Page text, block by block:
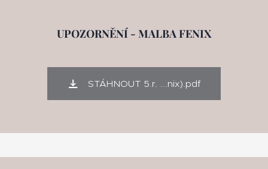
UPOZORNĚNÍ - MALBA FENIX
STÁHNOUT 5.r. ...nix).pdf